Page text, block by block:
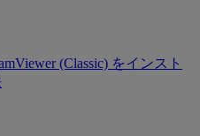
(Classic) をインスト